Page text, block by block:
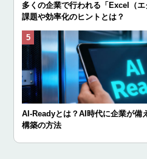
多くの企業で行われる「Excel（エ
課題や効率化のヒントとは？
AI-Readyとは？AI時代に企業が備
構築の方法